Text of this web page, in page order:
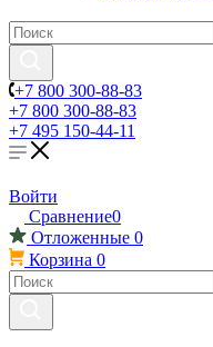
+7 800 300-88-83
+7 800 300-88-83
+7 495 150-44-11
Войти
Сравнение0
Отложенные 0
Корзина 0